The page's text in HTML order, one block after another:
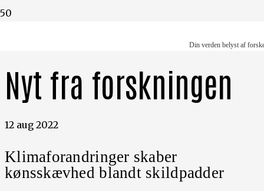
Din verden belyst af
Nyt fra forskningen
12 aug 2022
Klimaforandringer skaber
kønsskævhed blandt skildpadder